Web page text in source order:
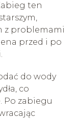
ten
z problemami
przed i po
do wody
co
Po zabiegu